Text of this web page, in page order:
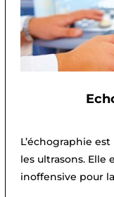
L’échographie
les ultrasons. Elle
inoffensive pour